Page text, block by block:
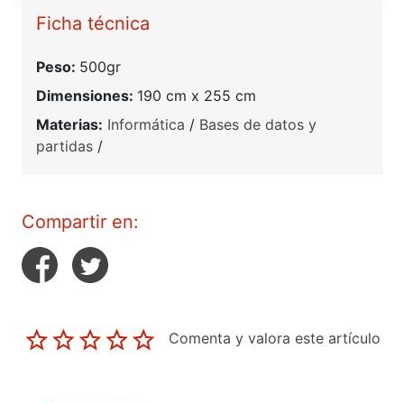
Ficha técnica
Peso: 500gr
Dimensiones: 190 cm x 255 cm
Materias: Informática / Bases de datos y
partidas /
Compartir en:
Comenta y valora este artículo